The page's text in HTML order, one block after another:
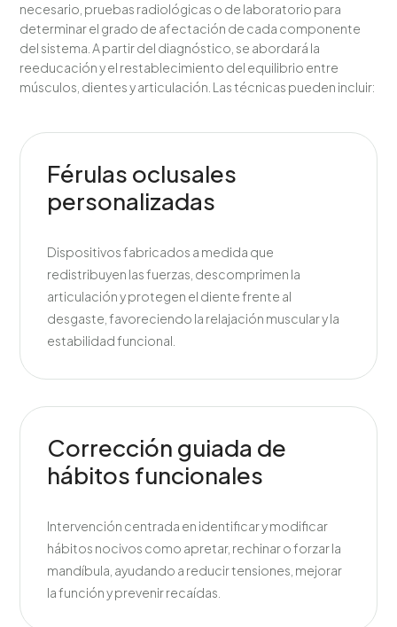
necesario, pruebas radiológicas o de laboratorio para
determinar el grado de afectación de cada componente
del sistema. A partir del diagnóstico, se abordará la
reeducación y el restablecimiento del equilibrio entre
músculos, dientes y articulación. Las técnicas pueden incluir:
Férulas oclusales
personalizadas
Dispositivos fabricados a medida que
redistribuyen las fuerzas, descomprimen la
articulación y protegen el diente frente al
desgaste, favoreciendo la relajación muscular y la
estabilidad funcional.
Corrección guiada de
hábitos funcionales
Intervención centrada en identificar y modificar
hábitos nocivos como apretar, rechinar o forzar la
mandíbula, ayudando a reducir tensiones, mejorar
la función y prevenir recaídas.